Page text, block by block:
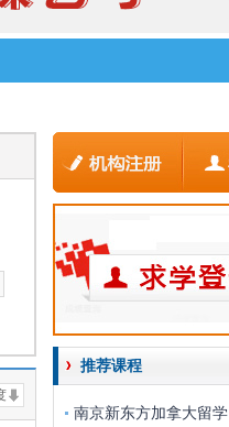
推荐课程
南京新东方加拿大留学